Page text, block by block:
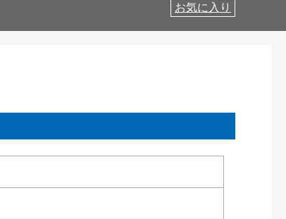
お気に入り